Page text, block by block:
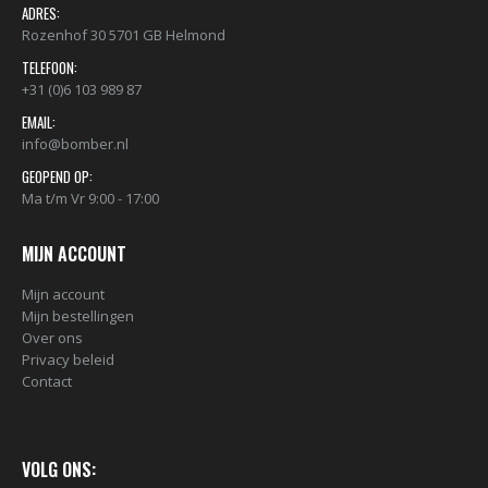
ADRES:
Rozenhof 30 5701 GB Helmond
TELEFOON:
+31 (0)6 103 989 87
EMAIL:
info@bomber.nl
GEOPEND OP:
Ma t/m Vr 9:00 - 17:00
MIJN ACCOUNT
Mijn account
Mijn bestellingen
Over ons
Privacy beleid
Contact
VOLG ONS: